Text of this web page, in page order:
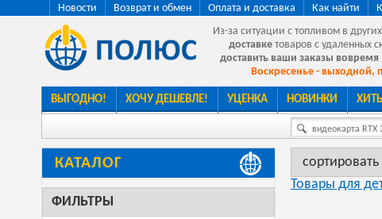
Новости Возврат и обмен Оплата и доставка Как найти
Из-за ситуации с топливом в
доставке товаров с удаленных
доставить ваши заказы вовремя
Воскресенье - выходной,
ВЫГОДНО! ХОЧУ ДЕШЕВЛЕ! УЦЕНКА НОВИНКИ
видеокарта RTX
КАТАЛОГ
ФИЛЬТРЫ
сортировать
Товары для